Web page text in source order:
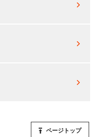
ページトップ